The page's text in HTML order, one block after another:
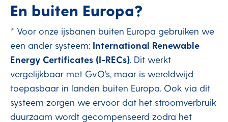
En buiten Europa?
* Voor onze ijsbanen buiten Europa gebruiken we
een ander systeem: International Renewable
Energy Certificates (I-RECs) . Dit werkt
vergelijkbaar met GvO’s, maar is wereldwijd
toepasbaar in landen buiten Europa. Ook via dit
systeem zorgen we ervoor dat het stroomverbruik
duurzaam wordt gecompenseerd zodra het